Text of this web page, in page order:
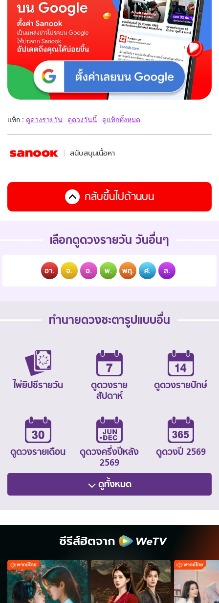
แท็ก : ดูดวงรายวัน ดูดวงวันนี้ ดูแท็กทั้งหมด
สนับสนุนเนื้อหา
กลับขึ้นไปด้านบน
เลือกดูดวงรายวัน วันอื่นๆ
อา. จ. อ. พ. พฤ. ศ. ส.
ทำนายดวงชะตารูปแบบอื่น
ไพ่ยิปซีรายวัน
ดูดวงราย
สัปดาห์
ดูดวงรายปักษ์
ดูดวงรายเดือน
ดูดวงครึ่งปีหลัง
2569
ดูดวงปี 2569
ดูทั้งหมด
ซีรีส์ฮิตจาก